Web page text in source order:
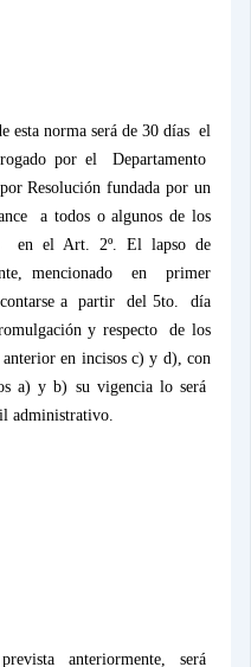
esta norma será de 30 días el
por el
Departamento
Resolución fundada por un
a todos o algunos de los
en el Art. 2º. El lapso de
mencionado
en
primer
a
partir del 5to.
día
y respecto
de los
en incisos c) y d), con
a) y b) su vigencia lo será
administrativo.
anteriormente, será